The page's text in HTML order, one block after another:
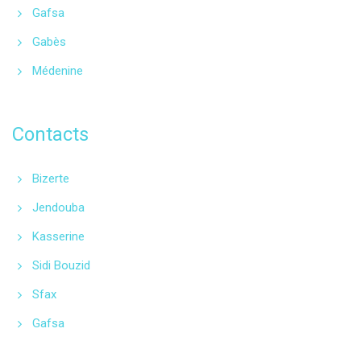
Gafsa
Gabès
Médenine
Contacts
Bizerte
Jendouba
Kasserine
Sidi Bouzid
Sfax
Gafsa